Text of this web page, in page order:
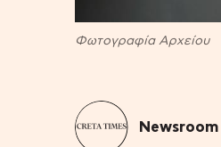
Φωτογραφία Αρχείου
Newsroom